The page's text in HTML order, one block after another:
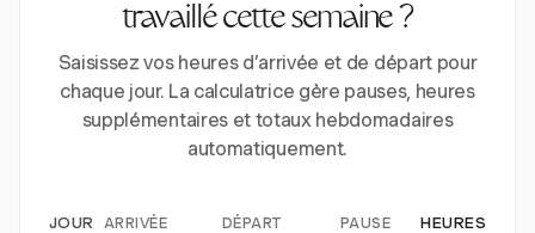
travaillé cette semaine ?
Saisissez vos heures d’arrivée et de départ pour
chaque jour. La calculatrice gère pauses, heures
supplémentaires et totaux hebdomadaires
automatiquement.
JOUR ARRIVÉE DÉPART PAUSE HEURES